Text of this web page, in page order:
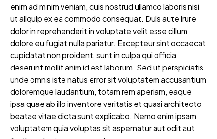
enim ad minim veniam, quis nostrud ullamco laboris nisi
ut aliquip ex ea commodo consequat. Duis aute irure
dolor in reprehenderit in voluptate velit esse cillum
dolore eu fugiat nulla pariatur. Excepteur sint occaecat
cupidatat non proident, sunt in culpa qui officia
deserunt mollit anim id est laborum. Sed ut perspiciatis
unde omnis iste natus error sit voluptatem accusantium
doloremque laudantium, totam rem aperiam, eaque
ipsa quae ab illo inventore veritatis et quasi architecto
beatae vitae dicta sunt explicabo. Nemo enim ipsam
voluptatem quia voluptas sit aspernatur aut odit aut